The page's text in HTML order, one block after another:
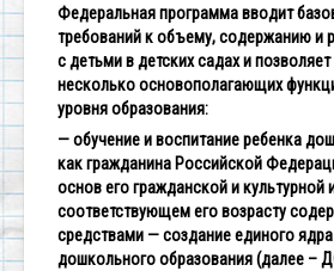
Федеральная программа вводит
требований к объему, содержанию и
с детьми в детских садах и
несколько основополагающих
уровня образования:
— обучение и воспитание ребенка
как гражданина Российской
основ его гражданской и культурной
соответствующем его возрасту
средствами — создание единого
дошкольного образования (далее –